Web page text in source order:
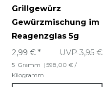
Grillgewürz
Gewürzmischung im
Reagenzglas 5g
UVP 3,95 €
2,99 € *
5 Gramm | 598,00 € /
Kilogramm